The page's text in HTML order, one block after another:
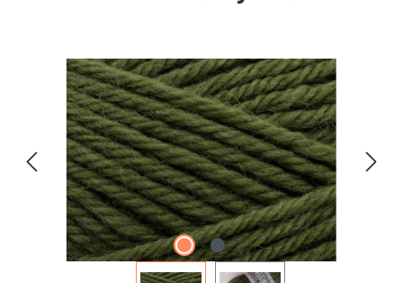
Bildergalerie überspringen